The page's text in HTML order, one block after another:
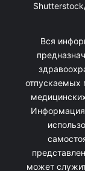
Вся
отпускаемых
может